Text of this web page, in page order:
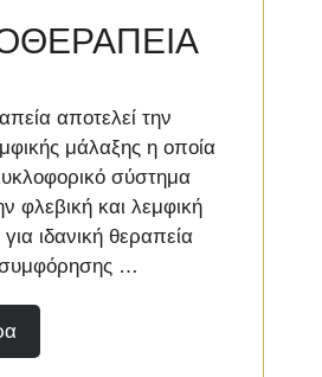
αποτελεί την
μάλαξης η οποία
σύστημα
φλεβική και λεμφική
ιδανική θεραπεία
…